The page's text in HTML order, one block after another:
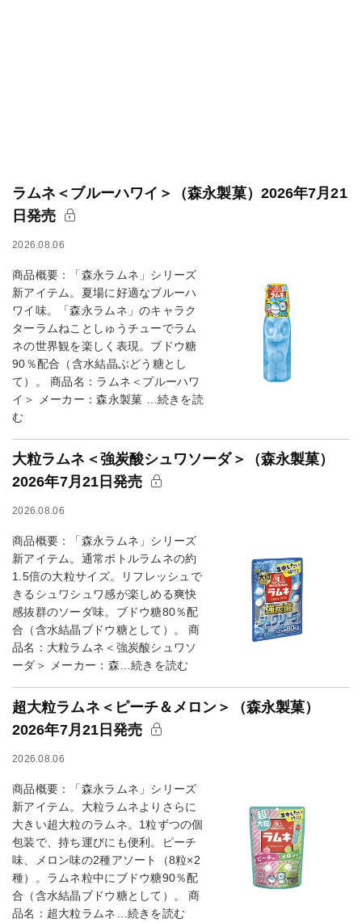
ラムネ＜ブルーハワイ＞（森永製菓）2026年7月21
日発売
2026.08.06
商品概要：「森永ラムネ」シリーズ
新アイテム。夏場に好適なブルーハ
ワイ味。「森永ラムネ」のキャラク
ターラムねことしゅうチューでラム
ネの世界観を楽しく表現。ブドウ糖
90％配合（含水結晶ぶどう糖とし
て）。 商品名：ラムネ＜ブルーハワ
イ＞ メーカー：森永製菓 …続きを読
む
大粒ラムネ＜強炭酸シュワソーダ＞（森永製菓）
2026年7月21日発売
2026.08.06
商品概要：「森永ラムネ」シリーズ
新アイテム。通常ボトルラムネの約
1.5倍の大粒サイズ。リフレッシュで
きるシュワシュワ感が楽しめる爽快
感抜群のソーダ味。ブドウ糖80％配
合（含水結晶ブドウ糖として）。 商
品名：大粒ラムネ＜強炭酸シュワソ
ーダ＞ メーカー：森…続きを読む
超大粒ラムネ＜ピーチ＆メロン＞（森永製菓）
2026年7月21日発売
2026.08.06
商品概要：「森永ラムネ」シリーズ
新アイテム。大粒ラムネよりさらに
大きい超大粒のラムネ。1粒ずつの個
包装で、持ち運びにも便利。ピーチ
味、メロン味の2種アソート（8粒×2
種）。ラムネ粒中にブドウ糖90％配
合（含水結晶ブドウ糖として）。 商
品名：超大粒ラムネ…続きを読む